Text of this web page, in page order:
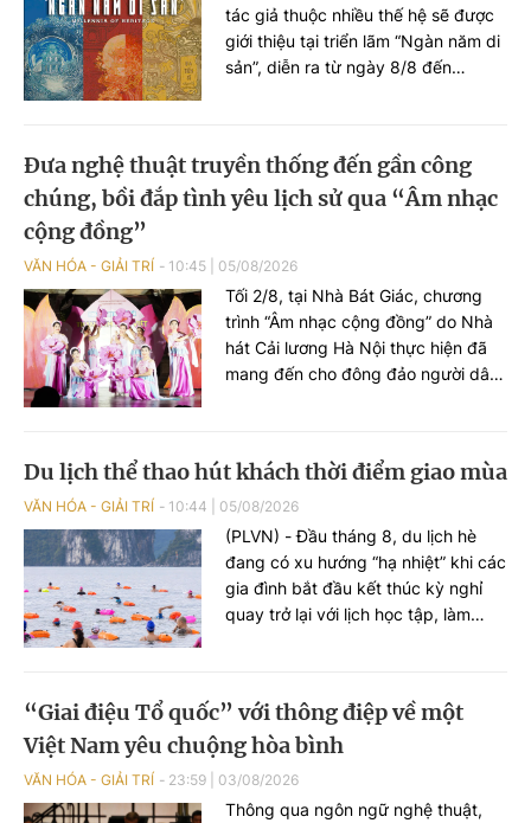
tác giả thuộc nhiều thế hệ sẽ được
giới thiệu tại triển lãm “Ngàn năm di
sản”, diễn ra từ ngày 8/8 đến
niệm 950 năm Quốc Tử Giám
(1076-2026), đồng thời hướng tới
Việt Nam (02/9/1945 - 02/9/2026).
Đưa nghệ thuật truyền thống đến gần công
chúng, bồi đắp tình yêu lịch sử qua “Âm nhạc
cộng đồng”
VĂN HÓA - GIẢI TRÍ 10:45 05/08/2026
Tối 2/8, tại Nhà Bát Giác, chương
trình “Âm nhạc cộng đồng” do Nhà
hát Cải lương Hà Nội thực hiện đã
mang đến cho đông đảo người dân
múa hòa quyện trong không gian
của phố đi bộ hồ Hoàn Kiếm. Đặc
biệt, chương trình có sự giao lưu
của các nghệ sĩ đến từ phương
Nam, góp phần tạo nên cuộc gặp
gỡ nghệ thuật giàu cảm xúc.
Du lịch thể thao hút khách thời điểm giao mùa
VĂN HÓA - GIẢI TRÍ 10:44 05/08/2026
(PLVN) - Đầu tháng 8, du lịch hè
đang có xu hướng “hạ nhiệt” khi các
gia đình bắt đầu kết thúc kỳ nghỉ
quay trở lại với lịch học tập, làm
vậy, những giải đấu thể thao hứa
hẹn sẽ thu hút lượng lớn du khách.
“Giai điệu Tổ quốc” với thông điệp về một
Việt Nam yêu chuộng hòa bình
VĂN HÓA - GIẢI TRÍ 23:59 03/08/2026
Thông qua ngôn ngữ nghệ thuật,